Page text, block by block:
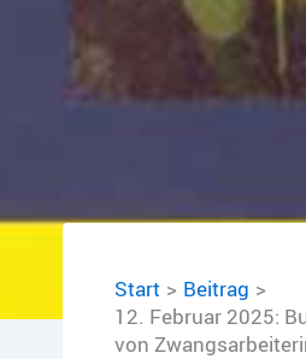
Start
Beitrag
12. Februar 2025:
von